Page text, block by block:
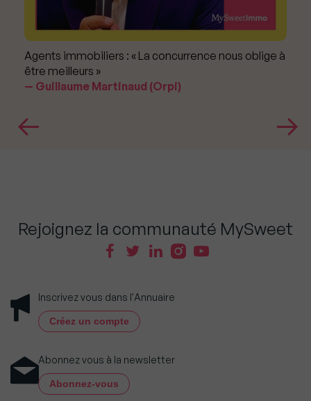
Agents immobiliers : « La concurrence nous oblige à
être meilleurs »
Guillaume Martinaud (Orpi)
Rejoignez la communauté MySweet
Inscrivez vous dans l'Annuaire
Créez un compte
Abonnez vous à la newsletter
Abonnez-vous